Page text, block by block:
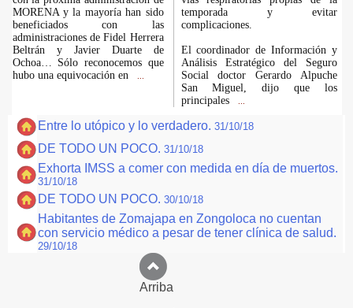
MORENA y la mayoría han sido
beneficiados con las
administraciones de Fidel Herrera
Beltrán y Javier Duarte de
Ochoa… Sólo reconocemos que
hubo una equivocación en
temporada y evitar
complicaciones.
El coordinador de Información y
Análisis Estratégico del Seguro
Social doctor Gerardo Alpuche
San Miguel, dijo que los
principales
Entre lo utópico y lo verdadero. 31/10/18
DE TODO UN POCO. 31/10/18
Exhorta IMSS a comer con medida en día de muertos.
31/10/18
DE TODO UN POCO. 30/10/18
Habitantes de Zomajapa en Zongoloca no cuentan
con servicio médico a pesar de tener clínica de salud.
29/10/18
Arriba